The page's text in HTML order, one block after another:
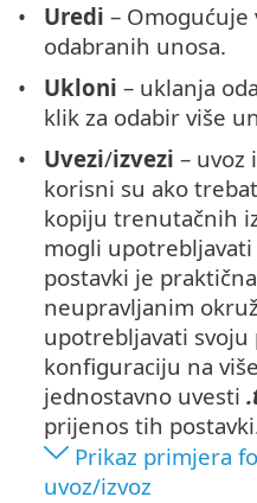
Uredi –
odabranih unosa.
Ukloni – uklanja
klik za odabir više
Uvezi/izvezi – uvoz
korisni su ako
kopiju trenutačnih
mogli upotrebljavati
postavki je
neupravljanim
upotrebljavati
konfiguraciju na
jednostavno uvesti
prijenos tih
Prikaz primjera
uvoz/izvoz